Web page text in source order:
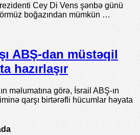
Cey Di Vens şənbə günü
boğazından mümkün …
ABŞ-dan müstəqil
hazırlaşır
məlumatına görə, İsrail ABŞ-ın
qarşı birtərəfli hücumlar həyata